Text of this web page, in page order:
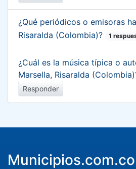
¿Qué periódicos o emisoras
Risaralda (Colombia)?
1
¿Cuál es la música típica o
Marsella, Risaralda
Responder
Municipios.com.co